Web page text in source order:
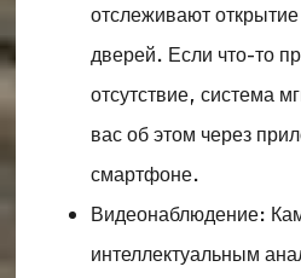
отслеживают
дверей. Если что-то
отсутствие, система
вас об этом через
смартфоне.
Видеонаблюдение:
интеллектуальным